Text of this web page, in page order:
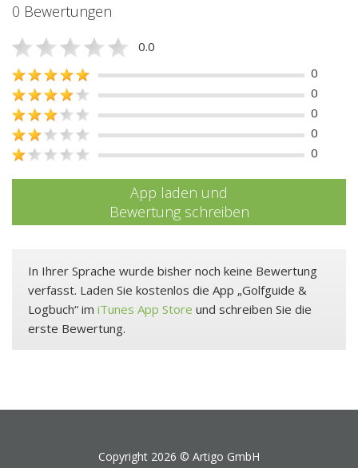
0 Bewertungen
0.0
0
0
0
0
0
App laden und
Bewertung schreiben
In Ihrer Sprache wurde bisher noch keine Bewertung
verfasst. Laden Sie kostenlos die App „Golfguide &
Logbuch“ im iTunes App Store und schreiben Sie die
erste Bewertung.
Copyright 2026 © Artigo GmbH